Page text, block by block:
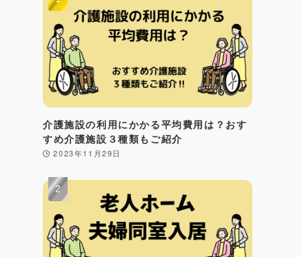
介護施設の利用にかかる平均費用は？おす
すめ介護施設３種類もご紹介
2023年11月29日